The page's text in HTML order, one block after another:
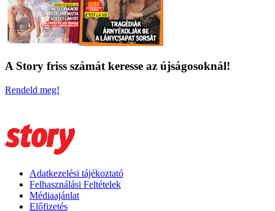
A Story friss számát keresse az újságosoknál!
Rendeld meg!
Adatkezelési tájékoztató
Felhasználási Feltételek
Médiaajánlat
Előfizetés